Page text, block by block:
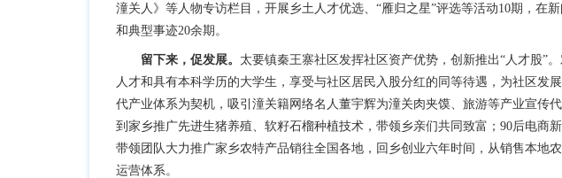
潼关人》等人物专访栏目，开展乡土人才优选、“雁归之星”评选等活动10期，在
和典型事迹20余期。
留下来，促发展。 太要镇秦王寨社区发挥社区资产优势，创新推出“人才股”
人才和具有本科学历的大学生，享受与社区居民入股分红的同等待遇，为社区发
代产业体系为契机，吸引潼关籍网络名人董宇辉为潼关肉夹馍、旅游等产业宣传
到家乡推广先进生猪养殖、软籽石榴种植技术，带领乡亲们共同致富；90后电商
带领团队大力推广家乡农特产品销往全国各地，回乡创业六年时间，从销售本地
运营体系。